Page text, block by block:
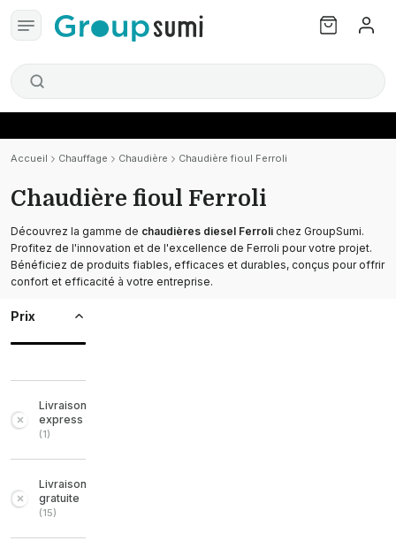
Accueil Chauffage Chaudière Chaudière fioul Ferroli
Chaudière fioul Ferroli
Découvrez la gamme de chaudières diesel Ferroli chez GroupSumi.
Profitez de l'innovation et de l'excellence de Ferroli pour votre projet.
Bénéficiez de produits fiables, efficaces et durables, conçus pour offrir
confort et efficacité à votre entreprise.
Prix
Livraison
express
(1)
Livraison
gratuite
(15)